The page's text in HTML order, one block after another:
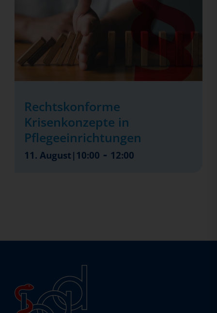
Rechtskonforme
Krisenkonzepte in
Pflegeeinrichtungen
11. August|10:00 - 12:00